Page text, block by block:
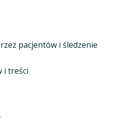
pacjentów i śledzenie
i treści